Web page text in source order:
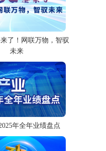
了！网联万物，智驭
未来
年全年业绩盘点